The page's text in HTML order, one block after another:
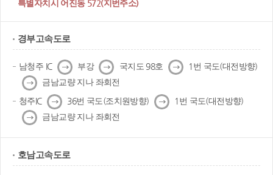
특별자치시 어진동 572(지번주소)
경부고속도로
남청주 IC 다
음
부강 다
음
국지도 98호 다
음
1번 국도(대전방향)
다
음
금남교량 지나 좌회전
청주IC 다
음
36번 국도(조치원방향) 다
음
1번 국도(대전방향)
다
음
금남교량 지나 좌회전
호남고속도로